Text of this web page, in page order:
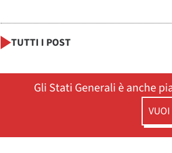
TUTTI I POST
Gli Stati Generali è anche